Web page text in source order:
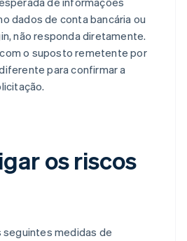
dados de conta bancária ou
não responda diretamente.
o suposto remetente por
para confirmar a
os riscos
medidas de